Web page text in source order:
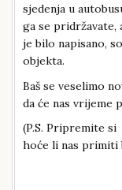
sjedenja u
ga se pridržavate,
je bilo napisano,
objekta.
Baš se veselimo
da će nas vrijeme
(P.S. Pripremite
hoće li nas primiti